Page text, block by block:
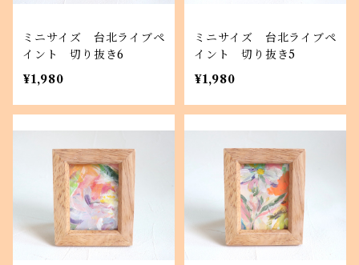
ミニサイズ 台北ライブペ
イント 切り抜き6
¥1,980
ミニサイズ 台北ライブペ
イント 切り抜き5
¥1,980